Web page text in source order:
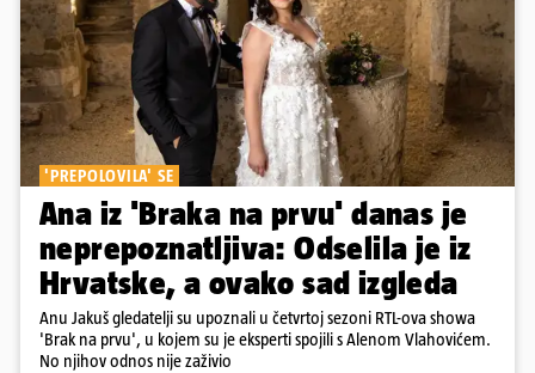
'PREPOLOVILA' SE
Ana iz 'Braka na prvu' danas je
neprepoznatljiva: Odselila je iz
Hrvatske, a ovako sad izgleda
Anu Jakuš gledatelji su upoznali u četvrtoj sezoni RTL-ova showa
'Brak na prvu', u kojem su je eksperti spojili s Alenom Vlahovićem.
No njihov odnos nije zaživio